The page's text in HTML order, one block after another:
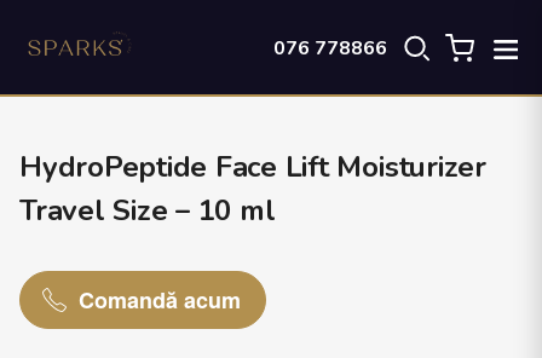
076 778866
HydroPeptide Face Lift Moisturizer
Travel Size – 10 ml
Comandă acum